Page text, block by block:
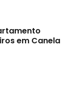
em Canela